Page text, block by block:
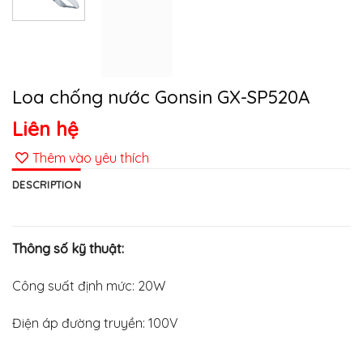
Loa chống nước Gonsin GX-SP520A
Liên hệ
Thêm vào yêu thích
DESCRIPTION
Thông số kỹ thuật:
Công suất định mức: 20W
Điện áp đường truyền: 100V